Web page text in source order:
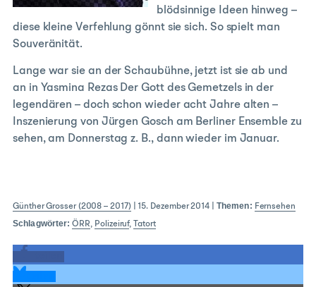
blödsinnige Ideen hinweg –
diese kleine Verfehlung gönnt sie sich. So spielt man
Souveränität.
Lange war sie an der Schaubühne, jetzt ist sie ab und
an in Yasmina Rezas Der Gott des Gemetzels in der
legendären – doch schon wieder acht Jahre alten –
Inszenierung von Jürgen Gosch am Berliner Ensemble zu
sehen, am Donnerstag z. B., dann wieder im Januar.
Günther Grosser (2008 – 2017)| 15. Dezember 2014 Themen: Fernsehen
Schlagwörter: ÖRR, Polizeiruf, Tatort